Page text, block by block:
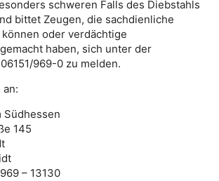
schweren Falls des Diebstahls
bittet Zeugen, die sachdienliche
oder verdächtige
haben, sich unter der
969-0 zu melden.
Südhessen
145
– 13130